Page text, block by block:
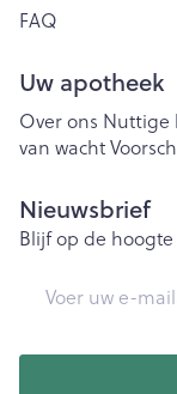
FAQ
Uw apotheek
Over ons Nuttige
van wacht
Nieuwsbrief
Blijf op de